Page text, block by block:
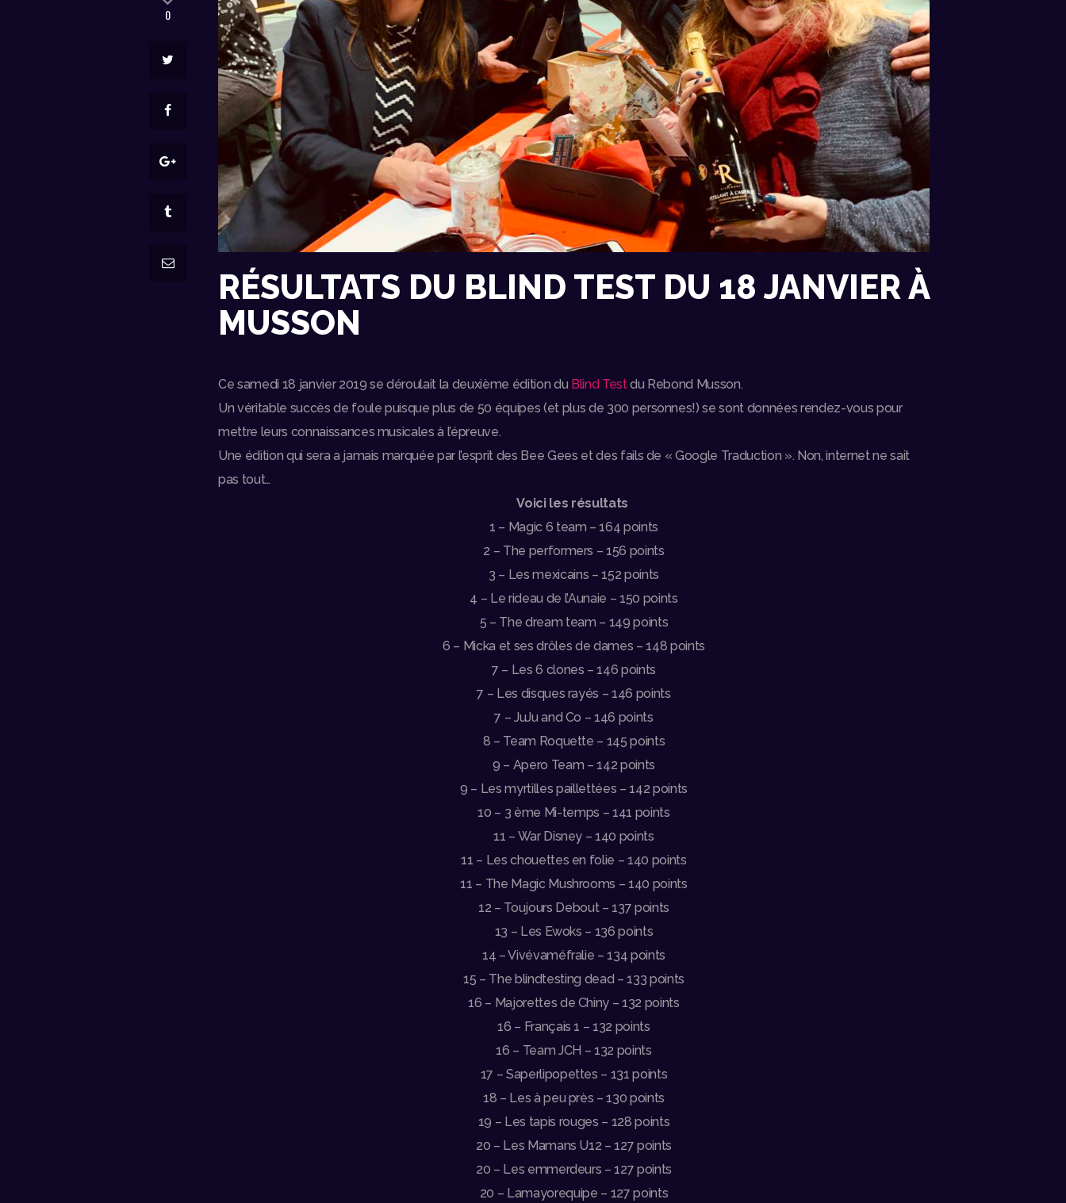
0
RÉSULTATS DU BLIND TEST DU 18 JANVIER À
MUSSON
Ce samedi 18 janvier 2019 se déroulait la deuxième édition du Blind Testdu Rebond Musson.
Un véritable succès de foule puisque plus de 50 équipes (et plus de 300 personnes!) se sont données rendez-vous pour
mettre leurs connaissances musicales à l’épreuve.
Une édition qui sera a jamais marquée par l’esprit des Bee Gees et des fails de « Google Traduction ». Non, internet ne sait
pas tout…
Voici les résultats
1 – Magic 6 team – 164 points
2 – The performers – 156 points
3 – Les mexicains – 152 points
4 – Le rideau de l’Aunaie – 150 points
5 – The dream team – 149 points
6 – Micka et ses drôles de dames – 148 points
7 – Les 6 clones – 146 points
7 – Les disques rayés – 146 points
7 – JuJu and Co – 146 points
8 – Team Roquette – 145 points
9 – Apero Team – 142 points
9 – Les myrtilles paillettées – 142 points
10 – 3 ème Mi-temps – 141 points
11 – War Disney – 140 points
11 – Les chouettes en folie – 140 points
11 – The Magic Mushrooms – 140 points
12 – Toujours Debout – 137 points
13 – Les Ewoks – 136 points
14 – Vivévaméfralie – 134 points
15 – The blindtesting dead – 133 points
16 – Majorettes de Chiny – 132 points
16 – Français 1 – 132 points
16 – Team JCH – 132 points
17 – Saperlipopettes – 131 points
18 – Les à peu près – 130 points
19 – Les tapis rouges – 128 points
20 – Les Mamans U12 – 127 points
20 – Les emmerdeurs – 127 points
20 – Lamayorequipe – 127 points